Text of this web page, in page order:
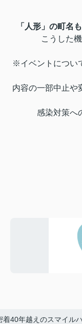
「人形」の町名
こうした
※イベントについ
内容の一部中止や
感染対策へ
40年越えのスマイル